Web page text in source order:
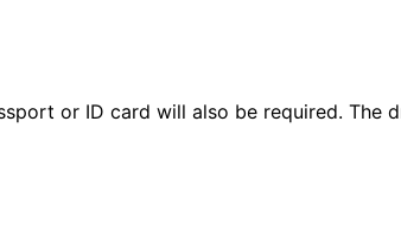
or ID card will also be required. The